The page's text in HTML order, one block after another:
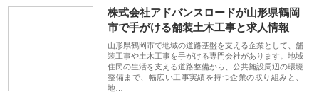
株式会社アドバンスロードが山形県鶴岡
市で手がける舗装土木工事と求人情報
山形県鶴岡市で地域の道路基盤を支える企業として、舗
装工事や土木工事を手がける専門会社があります。地域
住民の生活を支える道路整備から、公共施設周辺の環境
整備まで、幅広い工事実績を持つ企業の取り組みと、
地…